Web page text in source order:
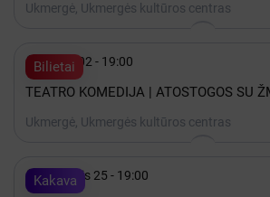
Ukmergė, Ukmergės kultūros centras
Bilietai
 Spalis 02 - 19:00
TEATRO KOMEDIJA | ATOSTOGOS SU
Ukmergė, Ukmergės kultūros centras
Kakava
 Lapkritis 25 - 19:00